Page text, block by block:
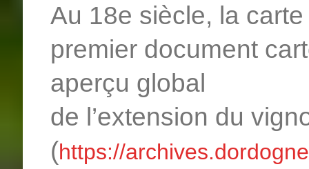
Au 18e siècle, la
premier document
aperçu global
de l’extension du
(https://